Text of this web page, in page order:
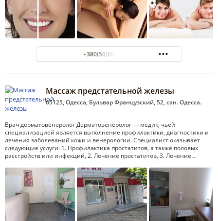
+380(50)607-06-03
Массаж предстательной железы
65125, Одесса, Бульвар Французский, 52, сан. Одесса.
Врач дерматовенеролог Дерматовенеролог — медик, чьей
специализацией является выполнение профилактики, диагностики и
лечения заболеваний кожи и венерологии. Специалист оказывает
следующие услуги: 1. Профилактика простатитов, а также половых
расстройств или инфекций, 2. Лечение простатитов, 3. Лечение…